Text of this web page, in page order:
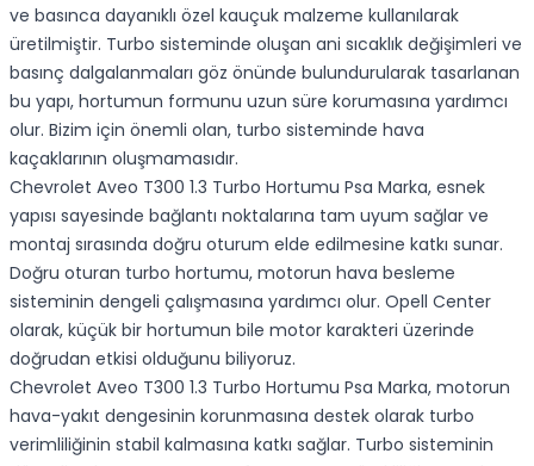
ve basınca dayanıklı özel kauçuk malzeme kullanılarak
üretilmiştir. Turbo sisteminde oluşan ani sıcaklık değişimleri ve
basınç dalgalanmaları göz önünde bulundurularak tasarlanan
bu yapı, hortumun formunu uzun süre korumasına yardımcı
olur. Bizim için önemli olan, turbo sisteminde hava
kaçaklarının oluşmamasıdır.
Chevrolet Aveo T300 1.3 Turbo Hortumu Psa Marka, esnek
yapısı sayesinde bağlantı noktalarına tam uyum sağlar ve
montaj sırasında doğru oturum elde edilmesine katkı sunar.
Doğru oturan turbo hortumu, motorun hava besleme
sisteminin dengeli çalışmasına yardımcı olur. Opell Center
olarak, küçük bir hortumun bile motor karakteri üzerinde
doğrudan etkisi olduğunu biliyoruz.
Chevrolet Aveo T300 1.3 Turbo Hortumu Psa Marka, motorun
hava-yakıt dengesinin korunmasına destek olarak turbo
verimliliğinin stabil kalmasına katkı sağlar. Turbo sisteminin